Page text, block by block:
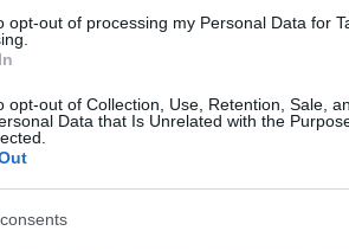
opt-out of processing my Personal Data for
opt-out of Collection, Use, Retention, Sale,
Data that Is Unrelated with the
των δύο ανδρών τάχθηκαν
και με την ομιλία του
παράλληλα και τον
σκληρή κριτική.